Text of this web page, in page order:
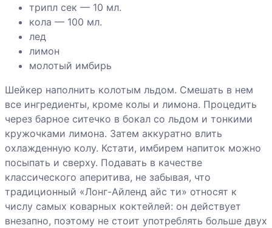
трипл сек — 10 мл.
кола — 100 мл.
лед
лимон
молотый имбирь
Шейкер наполнить колотым льдом. Смешать в нем
все ингредиенты, кроме колы и лимона. Процедить
через барное ситечко в бокал со льдом и тонкими
кружочками лимона. Затем аккуратно влить
охлажденную колу. Кстати, имбирем напиток можно
посыпать и сверху. Подавать в качестве
классического аперитива, не забывая, что
традиционный «Лонг-Айленд айс ти» относят к
числу самых коварных коктейлей: он действует
внезапно, поэтому не стоит употреблять больше двух